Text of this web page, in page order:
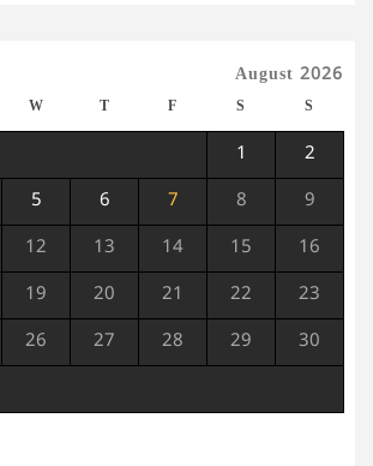
August 2026
W T F S S
1 2
5 6 7 8 9
12 13 14 15 16
19 20 21 22 23
26 27 28 29 30